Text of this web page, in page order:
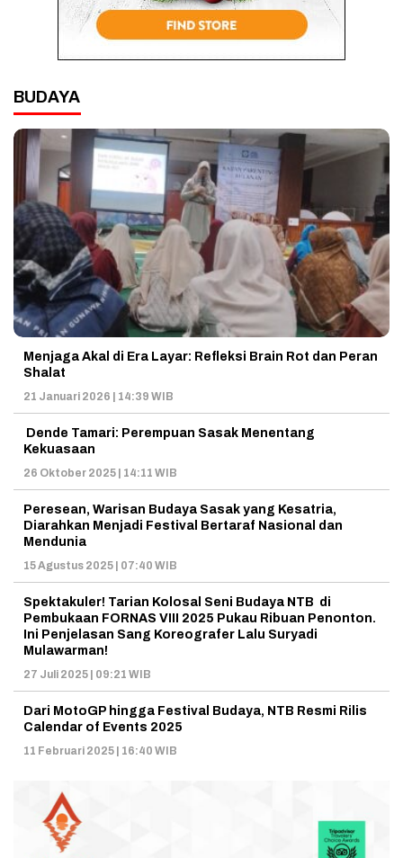
BUDAYA
Menjaga Akal di Era Layar: Refleksi Brain Rot dan Peran
Shalat
21 Januari 2026 | 14:39 WIB
Dende Tamari: Perempuan Sasak Menentang
Kekuasaan
26 Oktober 2025 | 14:11 WIB
Peresean, Warisan Budaya Sasak yang Kesatria,
Diarahkan Menjadi Festival Bertaraf Nasional dan
Mendunia
15 Agustus 2025 | 07:40 WIB
Spektakuler! Tarian Kolosal Seni Budaya NTB di
Pembukaan FORNAS VIII 2025 Pukau Ribuan Penonton.
Ini Penjelasan Sang Koreografer Lalu Suryadi
Mulawarman!
27 Juli 2025 | 09:21 WIB
Dari MotoGP hingga Festival Budaya, NTB Resmi Rilis
Calendar of Events 2025
11 Februari 2025 | 16:40 WIB